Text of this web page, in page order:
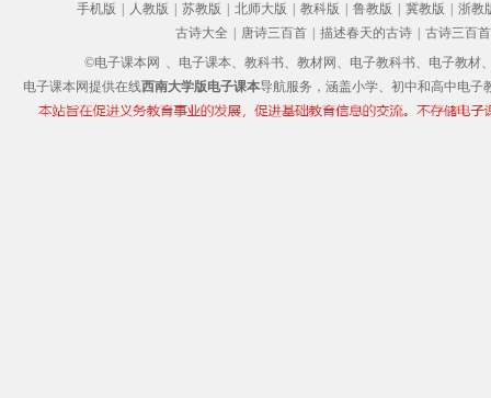
手机版 人教版 苏教版 北师大版 教科版 鲁教版 冀教版
浙教
古诗大全
唐诗三百首 描述春天的古诗
古诗三百首
©电子课本网 、电子课本、教科书、教材网、电子教科书、电子教材
电子课本网提供在线西南大学版电子课本导航服务，涵盖小学、初中和高中电